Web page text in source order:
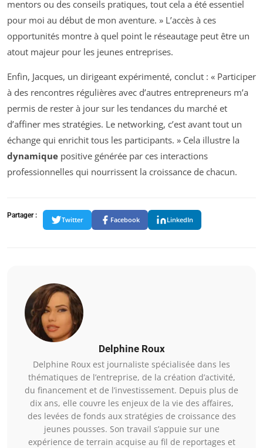
mentors ou des conseils pratiques, tout cela a été essentiel
pour moi au début de mon aventure. » L’accès à ces
opportunités montre à quel point le réseautage peut être un
atout majeur pour les jeunes entreprises.
Enfin, Jacques, un dirigeant expérimenté, conclut : « Participer
à des rencontres régulières avec d’autres entrepreneurs m’a
permis de rester à jour sur les tendances du marché et
d’affiner mes stratégies. Le networking, c’est avant tout un
échange qui enrichit tous les participants. » Cela illustre la
dynamique positive générée par ces interactions
professionnelles qui nourrissent la croissance de chacun.
Partager :
Twitter Facebook LinkedIn
Delphine Roux
Delphine Roux est journaliste spécialisée dans les
thématiques de l’entreprise, de la création d’activité,
du financement et de l’investissement. Depuis plus de
dix ans, elle couvre les enjeux de la vie des affaires,
des levées de fonds aux stratégies de croissance des
jeunes pousses. Son travail s’appuie sur une
expérience de terrain acquise au fil de reportages et